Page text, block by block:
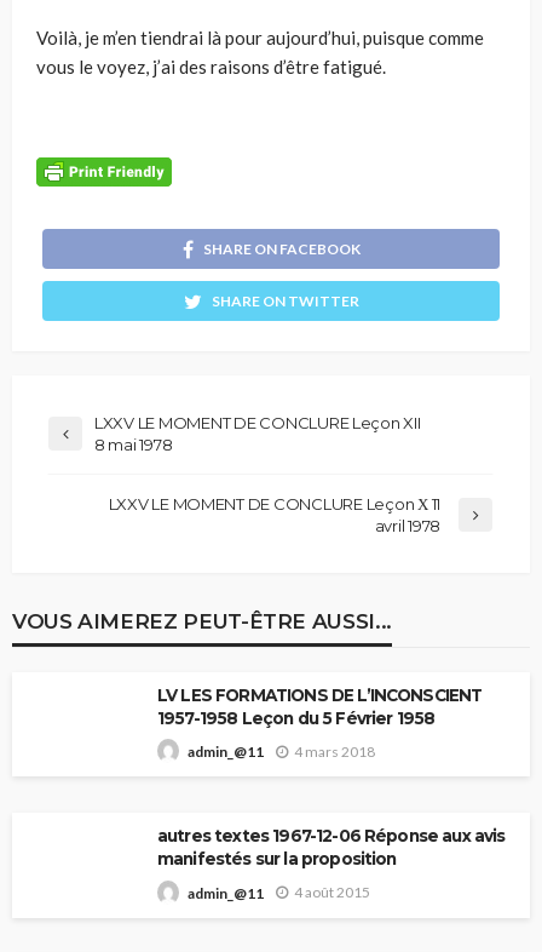
Voilà, je m’en tiendrai là pour aujourd’hui, puisque comme
vous le voyez, j’ai des raisons d’être fatigué.
SHARE ON FACEBOOK
SHARE ON TWITTER
LXXV LE MOMENT DE CONCLURE Leçon XII
8 mai 1978
LXXV LE MOMENT DE CONCLURE Leçon Χ 11
avril 1978
VOUS AIMEREZ PEUT-ÊTRE AUSSI...
LV LES FORMATIONS DE L’INCONSCIENT
1957-1958 Leçon du 5 Février 1958
admin_@11 4 mars 2018
autres textes 1967-12-06 Réponse aux avis
manifestés sur la proposition
admin_@11 4 août 2015